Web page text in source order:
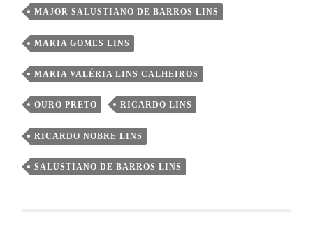
MAJOR SALUSTIANO DE BARROS LINS
MARIA GOMES LINS
MARIA VALÉRIA LINS CALHEIROS
OURO PRETO RICARDO LINS
RICARDO NOBRE LINS
SALUSTIANO DE BARROS LINS